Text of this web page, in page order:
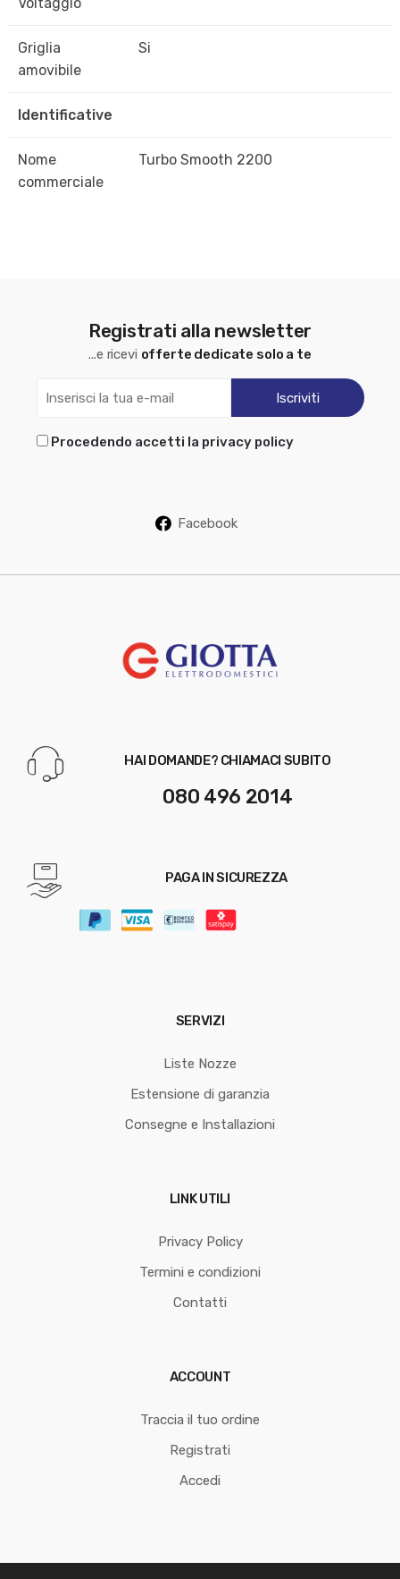
Voltaggio
Griglia
amovibile
Si
Identificative
Nome
commerciale
Turbo Smooth 2200
Registrati alla newsletter
...e ricevi offerte dedicate solo a te
Procedendo accetti la privacy policy
Facebook
HAI DOMANDE? CHIAMACI SUBITO
080 496 2014
PAGA IN SICUREZZA
SERVIZI
Liste Nozze
Estensione di garanzia
Consegne e Installazioni
LINK UTILI
Privacy Policy
Termini e condizioni
Contatti
ACCOUNT
Traccia il tuo ordine
Registrati
Accedi